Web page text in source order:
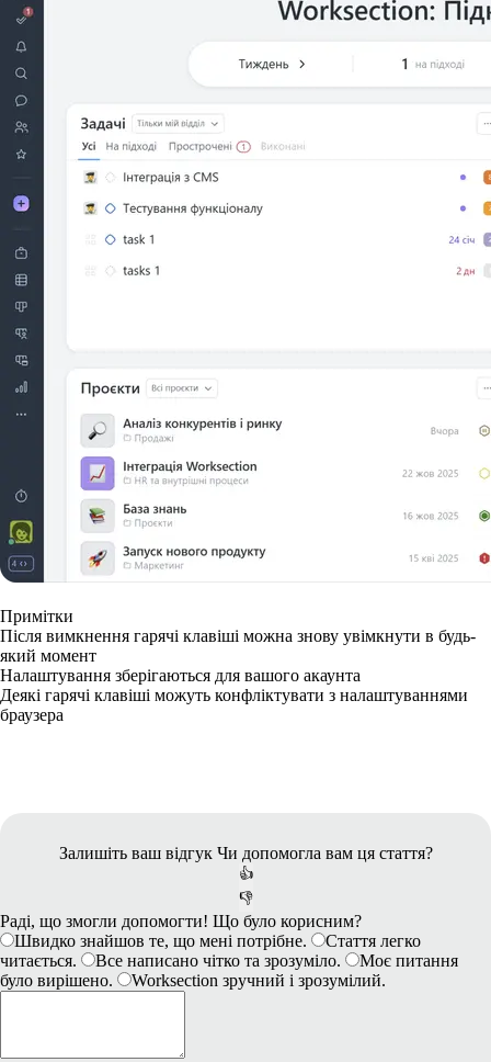
Примітки
Після вимкнення гарячі клавіші можна знову увімкнути в будь-
який момент
Налаштування зберігаються для вашого акаунта
Деякі гарячі клавіші можуть конфліктувати з налаштуваннями
браузера
Залишіть ваш відгук Чи допомогла вам ця стаття?
👍
👎
Раді, що змогли допомогти! Що було корисним?
Швидко знайшов те, що мені потрібне.
Стаття легко
читається.
Все написано чітко та зрозуміло.
Моє питання
було вирішено.
Worksection зручний і зрозумілий.